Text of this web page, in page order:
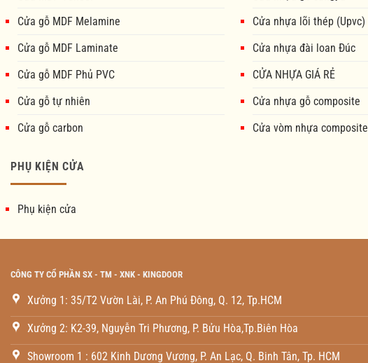
Cửa gỗ MDF Melamine
Cửa gỗ MDF Laminate
Cửa gỗ MDF Phủ PVC
Cửa gỗ tự nhiên
Cửa gỗ carbon
Cửa nhựa lõi thép (Upvc)
Cửa nhựa đài loan Đúc
CỬA NHỰA GIÁ RẺ
Cửa nhựa gỗ composite
Cửa vòm nhựa composite
PHỤ KIỆN CỬA
Phụ kiện cửa
CÔNG TY CỔ PHẦN SX - TM - XNK - KINGDOOR
Xưởng 1: 35/T2 Vườn Lài, P. An Phú Đông, Q. 12, Tp.HCM
Xưởng 2: K2-39, Nguyễn Tri Phương, P. Bửu Hòa,Tp.Biên Hòa
Showroom 1 : 602 Kinh Dương Vương, P. An Lạc, Q. Binh Tân, Tp. HCM